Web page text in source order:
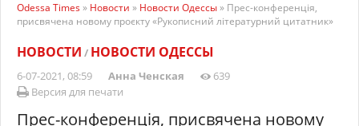
Odessa Times» Новости » Новости Одессы» Прес-конференція,
присвячена новому проєкту «Рукописний літературний цитатник»
НОВОСТИ / НОВОСТИ ОДЕССЫ
6-07-2021, 08:59 Анна Ченская
639
Версия для печати
Прес-конференція, присвячена новому